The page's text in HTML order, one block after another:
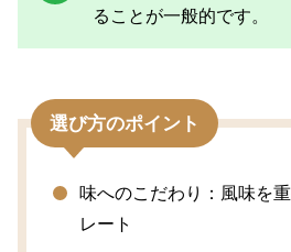
ることが一般的です。
選び方のポイント
味へのこだわり：風味を
レート